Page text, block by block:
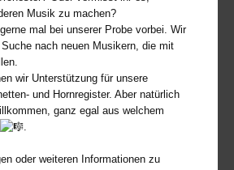
Musik zu machen?
mal bei unserer Probe vorbei. Wir
nach neuen Musikern, die mit
wir Unterstützung für unsere
und Hornregister. Aber natürlich
ganz egal aus welchem
oder weiteren Informationen zu